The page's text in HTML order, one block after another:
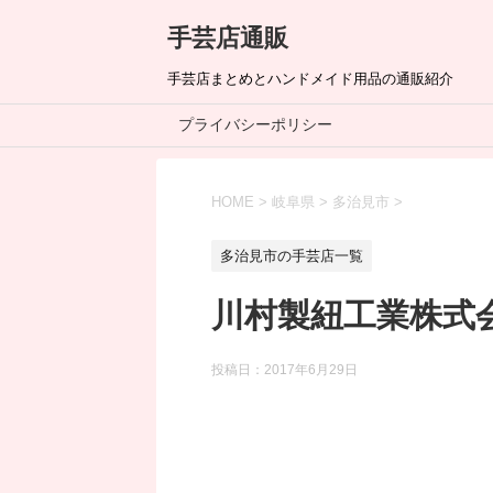
手芸店通販
手芸店まとめとハンドメイド用品の通販紹介
プライバシーポリシー
HOME > 岐阜県 > 多治見市 >
多治見市の手芸店一覧
川村製紐工業株式
投稿日： 2017年6月29日